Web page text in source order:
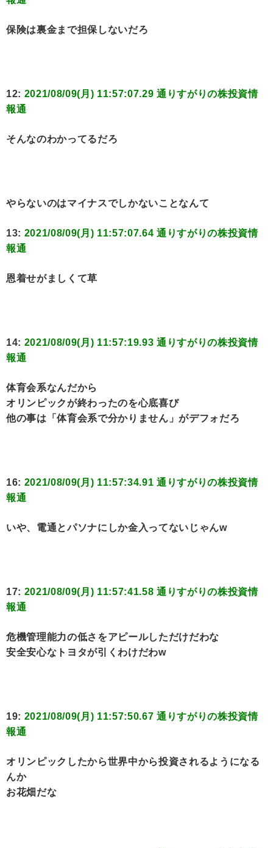
保険は裏金まで担保しないだろ
12: 2021/08/09(月) 11:57:07.29 通りすがりの株投資情
報通
そんなのわかってるだろ
やらないのはマイナスでしかないことなんて
13: 2021/08/09(月) 11:57:07.64 通りすがりの株投資情
報通
恩着せがましくて草
14: 2021/08/09(月) 11:57:19.93 通りすがりの株投資情
報通
体育会系なんだから
オリンピックが終わったのを心底喜び
他の事は「体育会系で分かりません」がデフォだろ
16: 2021/08/09(月) 11:57:34.91 通りすがりの株投資情
報通
いや、電通とパソナにしか金入ってないじゃんw
17: 2021/08/09(月) 11:57:41.58 通りすがりの株投資情
報通
危機管理能力の低さをアピールしただけだわな
安全安心なトヨタが引くわけだわw
19: 2021/08/09(月) 11:57:50.67 通りすがりの株投資情
報通
オリンピックしたから世界中から投資されるようになる
んか
お花畑だな